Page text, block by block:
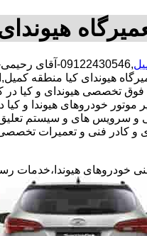
هیوندای کیا منطقه
تخصصی هیوندای و کیا
موتور خودروهای هیوندا
و سرویس های و سیستم
فنی و تعمیرات تخصصی
خودروهای هیوندا،خدمات